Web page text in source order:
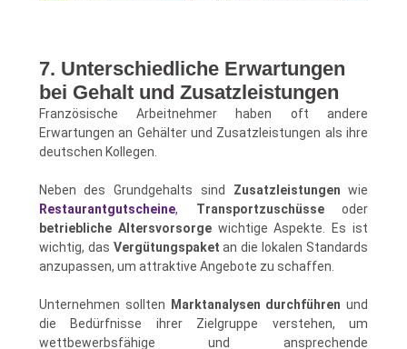
7. Unterschiedliche Erwartungen
bei Gehalt und Zusatzleistungen
Französische Arbeitnehmer haben oft andere
Erwartungen an Gehälter und Zusatzleistungen als ihre
deutschen Kollegen.
Neben des Grundgehalts sind Zusatzleistungen wie
Restaurantgutscheine, Transportzuschüsseoder
betriebliche Altersvorsorgewichtige Aspekte. Es ist
wichtig, das Vergütungspaket an die lokalen Standards
anzupassen, um attraktive Angebote zu schaffen.
Unternehmen sollten Marktanalysen durchführen und
die Bedürfnisse ihrer Zielgruppe verstehen, um
wettbewerbsfähige und ansprechende